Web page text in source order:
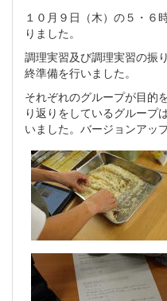
１０月９日（木）の５・６
りました。
調理実習及び調理実習の振
終準備を行いました。
それぞれのグループが目的
り返りをしているグループ
いました。バージョンアッ